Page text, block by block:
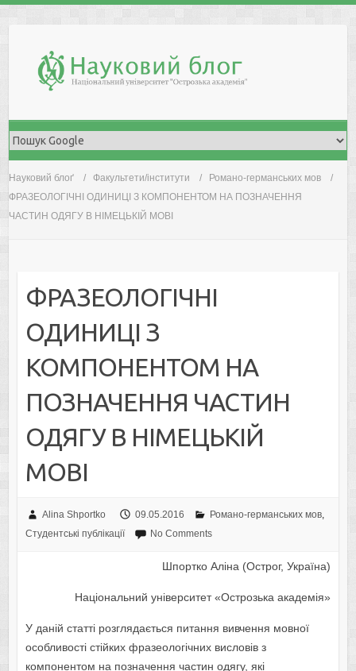
Науковий блоґ Факультети/інститути
Романо-германських мов
ФРАЗЕОЛОГІЧНІ ОДИНИЦІ З КОМПОНЕНТОМ НА ПОЗНАЧЕННЯ
ЧАСТИН ОДЯГУ В НІМЕЦЬКІЙ МОВІ
ФРАЗЕОЛОГІЧНІ
ОДИНИЦІ З
КОМПОНЕНТОМ НА
ПОЗНАЧЕННЯ ЧАСТИН
ОДЯГУ В НІМЕЦЬКІЙ
МОВІ
Alina Shportko 09.05.2016 Романо-германських мов,
Студентські публікації
No Comments
Шпортко Аліна (Острог, Україна)
Національний університет «Острозька академія»
У даній статті розглядається питання вивчення мовної
особливості стійких фразеологічних висловів з
компонентом на позначення частин одягу, які